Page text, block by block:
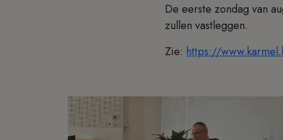
De eerste zondag van
zullen vastleggen.
Zie: https://